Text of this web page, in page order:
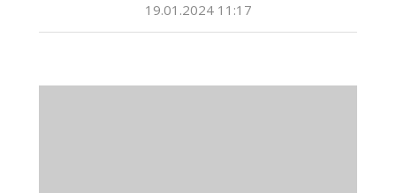
19.01.2024 11:17